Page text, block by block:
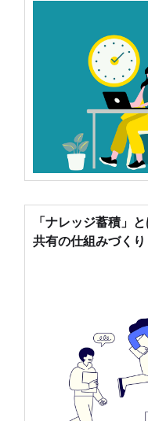
「ナレッジ蓄積」
共有の仕組みづくり